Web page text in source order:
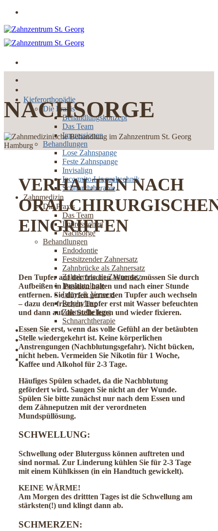
Zum
springen
Kieferorthopädie
Die Praxis
Behandlungskonzept
Das Team
Impressionen
Behandlungen
Lose Zahnspange
Feste Zahnspange
Invisalign
Incognito Lingualtechnik
Schnarchtherapie
Zahnmedizin
Die Praxis
Das Team
Impressionen
Nachsorge
Behandlungen
Endodontie
Festsitzender Zahnersatz
Zahnbrücke als Zahnersatz
Zahnkrone als Zahnersatz
Implantologie
Inlays & Veneers
Prophylaxe
Zahnaufhellung
Schnarchtherapie
Ratgeber
Kontakt
EN
Jetzt online Termin buchen
NACHSORGE
VERHALTEN NACH
EINGRIFFEN
Den Tupfer auf der frischen Wunde, müssen Sie durch
Aufbeißen in Position halten und nach einer Stunde
entfernen. Sie dürfen gerne den Tupfer auch wechseln
– dazu den frischen Tupfer erst mit Wasser befeuchten
und dann auf die Stelle legen und wieder fixieren.
Essen Sie erst, wenn das volle Gefühl an der betäubten
Stelle wiedergekehrt ist. Keine körperlichen
Anstrengungen (Nachblutungsgefahr). Nicht bücken,
nicht heben. Vermeiden Sie Nikotin für 1 Woche,
Kaffee und Alkohol für 2-3 Tage.
Häufiges Spülen schadet, da die Nachblutung
gefördert wird. Saugen Sie nicht an der Wunde.
Spülen Sie bitte zunächst nur nach dem Essen und
dem Zähneputzen mit der verordneten
Mundspüllösung.
SCHWELLUNG:
Schwellung oder Bluterguss können auftreten und
sind normal. Zur Linderung kühlen Sie für 2-3 Tage
mit einem Kühlkissen (in ein Handtuch gewickelt).
KEINE WÄRME!
Am Morgen des drittten Tages ist die Schwellung am
stärksten(!) und klingt dann ab.
SCHMERZEN: